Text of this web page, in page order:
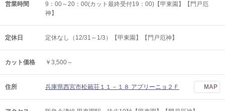
営業時間
9：00～20：00(カット最終受付19：00)【甲東園】【門戸厄
神】
定休日 定休なし（12/31～1/3）【甲東園】【門戸厄神】
カット価格 ￥3,500～
住所 兵庫県西宮市松籟荘１１－１８ アプリーニョ２Ｆ MAP